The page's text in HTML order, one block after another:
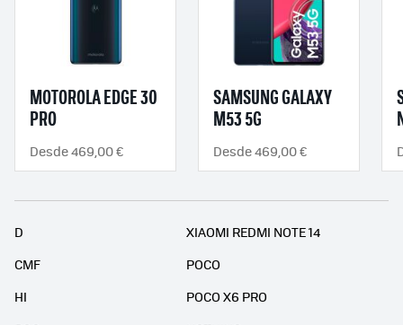
MOTOROLA EDGE 30
PRO
Desde 469,00 €
SAMSUNG GALAXY
M53 5G
Desde 469,00 €
D
XIAOMI REDMI NOTE 14
CMF
POCO
HI
POCO X6 PRO